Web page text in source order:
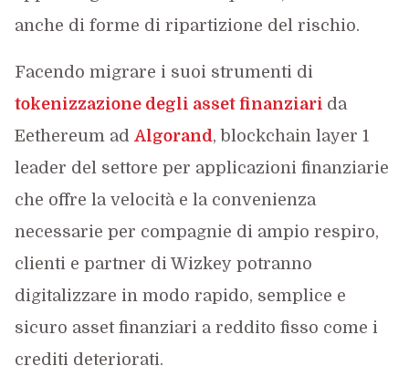
anche di forme di ripartizione del rischio.
Facendo migrare i suoi strumenti di
tokenizzazione degli asset finanziari da
Eethereum ad Algorand, blockchain layer 1
leader del settore per applicazioni finanziarie
che offre la velocità e la convenienza
necessarie per compagnie di ampio respiro,
clienti e partner di Wizkey potranno
digitalizzare in modo rapido, semplice e
sicuro asset finanziari a reddito fisso come i
crediti deteriorati.